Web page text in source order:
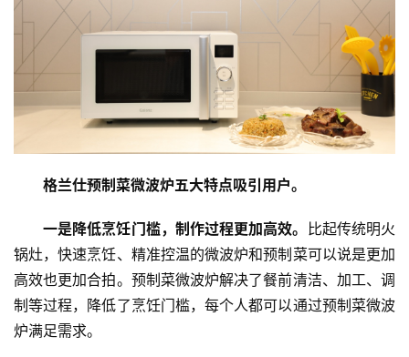
业
G
人
I
科
技
格兰仕预制菜微波炉五大特点吸引用户。
一是降低烹饪门槛，制作过程更加高效。
比起传统明火
锅灶，快速烹饪、精准控温的微波炉和预制菜可以说是更加
高效也更加合拍。预制菜微波炉解决了餐前清洁、加工、调
制等过程，降低了烹饪门槛，每个人都可以通过预制菜微波
炉满足需求。